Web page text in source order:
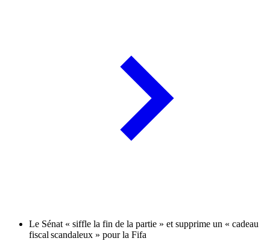
Le Sénat « siffle la fin de la partie » et supprime un « cadeau
fiscal scandaleux » pour la Fifa